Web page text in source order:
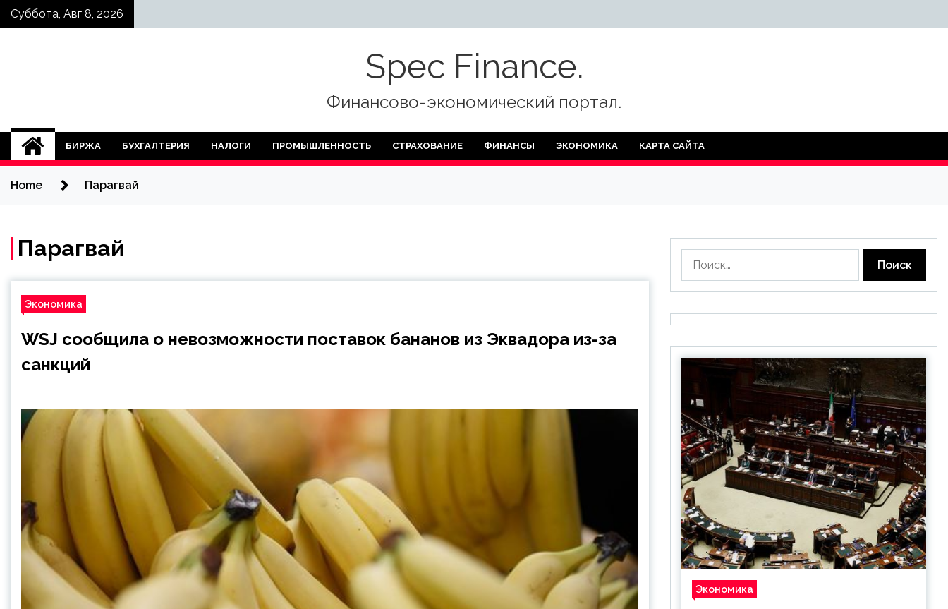
SkipСуббота, Авг 8, 2026
Spec Finance.
Финансово-экономический портал.
БИРЖА БУХГАЛТЕРИЯ НАЛОГИ ПРОМЫШЛЕННОСТЬ СТРАХОВАНИЕ ФИНАНСЫ ЭКОНОМИКА КАРТА САЙТА
Home Парагвай
Парагвай
Экономика
WSJ сообщила о невозможности поставок бананов из Эквадора из-за
санкций
Экономика